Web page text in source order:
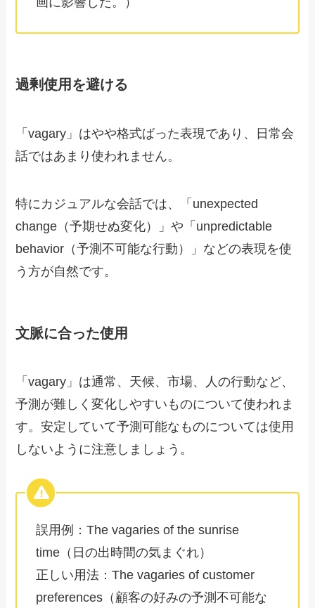
過剰使用を避ける
「vagary」はやや格式ばった表現であり、日常会
話ではあまり使われません。
特にカジュアルな会話では、「unexpected
change（予期せぬ変化）」や「unpredictable
behavior（予測不可能な行動）」などの表現を使
う方が自然です。
文脈に合った使用
「vagary」は通常、天候、市場、人の行動など、
予測が難しく変化しやすいものについて使われま
す。安定していて予測可能なものについては使用
しないように注意しましょう。
誤用例：The vagaries of the sunrise
time（日の出時間の気まぐれ）
正しい用法：The vagaries of customer
preferences（顧客の好みの予測不可能な